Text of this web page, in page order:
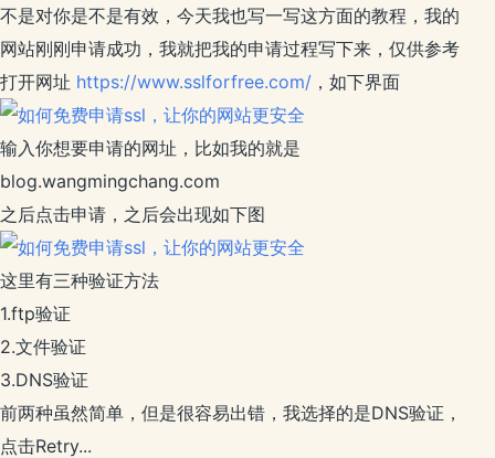
不是对你是不是有效，今天我也写一写这方面的教程，我的
网站刚刚申请成功，我就把我的申请过程写下来，仅供参考
打开网址 https://www.sslforfree.com/ ，如下界面
输入你想要申请的网址，比如我的就是
blog.wangmingchang.com
之后点击申请，之后会出现如下图
这里有三种验证方法
1.ftp验证
2.文件验证
3.DNS验证
前两种虽然简单，但是很容易出错，我选择的是DNS验证，
点击Retry...